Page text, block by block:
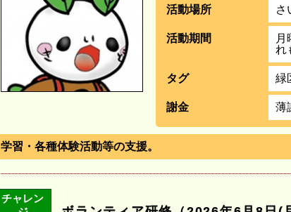
活動場所 さ
活動期間
月
れ
タグ 緑
謝金 薄
学習・各種体験活動等の支援。
チャレン